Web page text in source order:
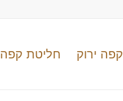
קפה ירוק חליטת קפה